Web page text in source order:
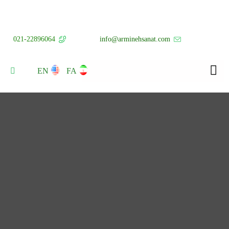
info@arminehsanat.com
021-22896064
FA
EN